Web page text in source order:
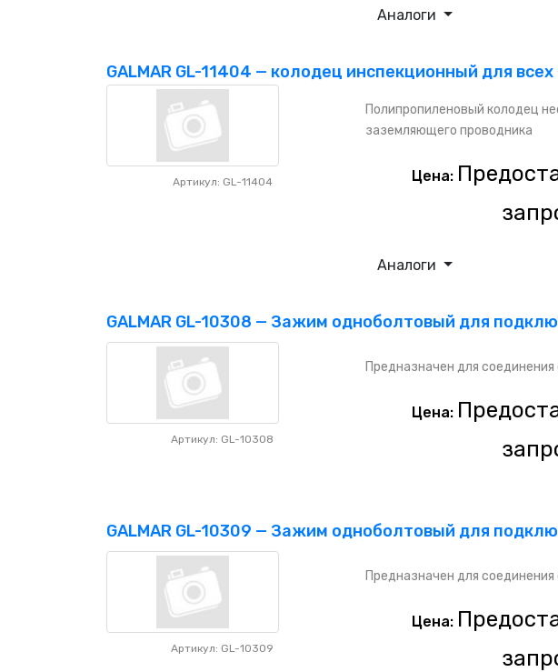
Аналоги
GALMAR GL-11404 — колодец инспекционный для
Артикул: GL-11404
Полипропиленовый колодец
заземляющего проводника
Цена:
Аналоги
GALMAR GL-10308 — Зажим одноболтовый для
Артикул: GL-10308
Предназначен для
Цена:
GALMAR GL-10309 — Зажим одноболтовый для
Артикул: GL-10309
Предназначен для
Цена: